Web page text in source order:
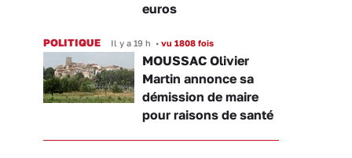
euros
POLITIQUE Il y a 19 h • vu 1808 fois
MOUSSAC Olivier
Martin annonce sa
démission de maire
pour raisons de santé